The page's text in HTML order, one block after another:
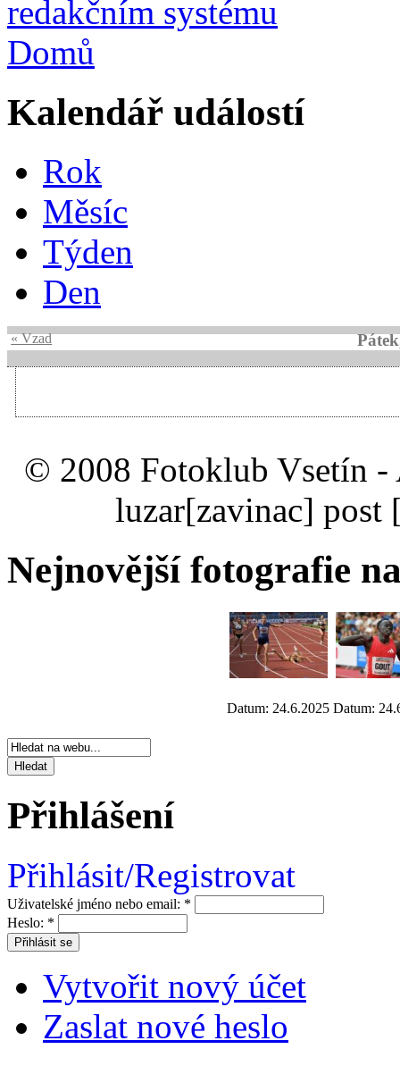
Domů
Kalendář událostí
Rok
Měsíc
Týden
Den
« Vzad
© 2008 Fotoklub Vsetín -
luzar[zavinac] post
Nejnovější fotografie
Datum: 24.6.2025 Datum:
Přihlášení
Přihlásit/Registrovat
Uživatelské jméno nebo email: *
Heslo: *
Vytvořit nový účet
Zaslat nové heslo